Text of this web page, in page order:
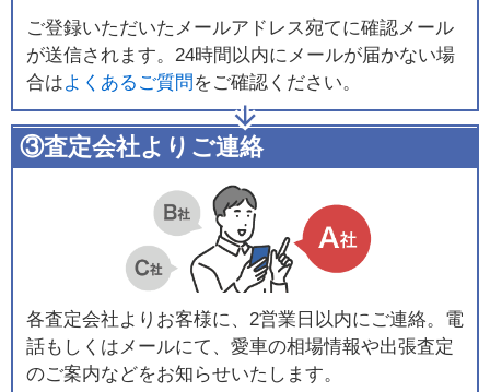
ご登録いただいたメールアドレス宛てに確認メール
が送信されます。24時間以内にメールが届かない場
合はよくあるご質問 をご確認ください。
③査定会社よりご連絡
各査定会社よりお客様に、2営業日以内にご連絡。電
話もしくはメールにて、愛車の相場情報や出張査定
のご案内などをお知らせいたします。